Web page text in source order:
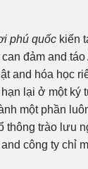
phú quốc kiến
đảm and
and hóa học
lại ở một ký
một phần
thông trào lưu
công ty chỉ